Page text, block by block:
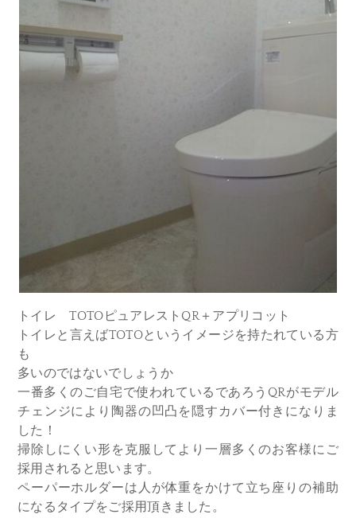
トイレ TOTOピュアレストQR＋アプリコット
トイレと言えばTOTOというイメージを持たれている方
も
多いのではないでしょうか
一番多くのご自宅で使われているであろうQRがモデル
チェンジにより陶器の凹凸を隠すカバー付きになりま
した！
掃除しにくい形を克服してより一層多くのお客様にご
採用されると思います。
ペーパーホルダーは人が体重をかけて立ち座りの補助
になるタイプをご採用頂きました。